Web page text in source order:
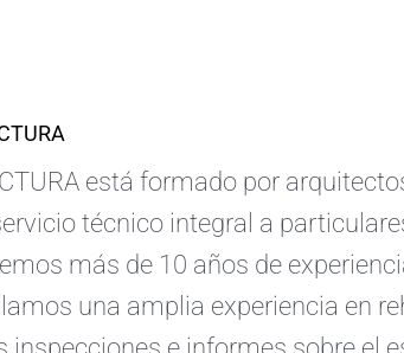
está formado por
técnico integral a
más de 10 años de
una amplia experiencia en
inspecciones e informes sobre el